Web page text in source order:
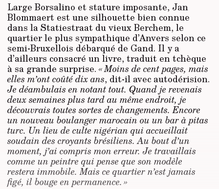
Large Borsalino et stature imposante, Jan
Blommaert est une silhouette bien connue
dans la Statiestraat du vieux Berchem, le
quartier le plus sympathique d’Anvers selon ce
semi-Bruxellois débarqué de Gand. Il y a
d’ailleurs consacré un livre, traduit en tchèque
à sa grande surprise. « Moins de cent pages, mais
elles m’ont coûté dix ans, dit-il avec autodérision.
Je déambulais en notant tout. Quand je revenais
deux semaines plus tard au même endroit, je
découvrais toutes sortes de changements. Encore
un nouveau boulanger marocain ou un bar à pitas
turc. Un lieu de culte nigérian qui accueillait
soudain des croyants brésiliens. Au bout d’un
moment, j’ai compris mon erreur. Je travaillais
comme un peintre qui pense que son modèle
restera immobile. Mais ce quartier n’est jamais
figé, il bouge en permanence. »